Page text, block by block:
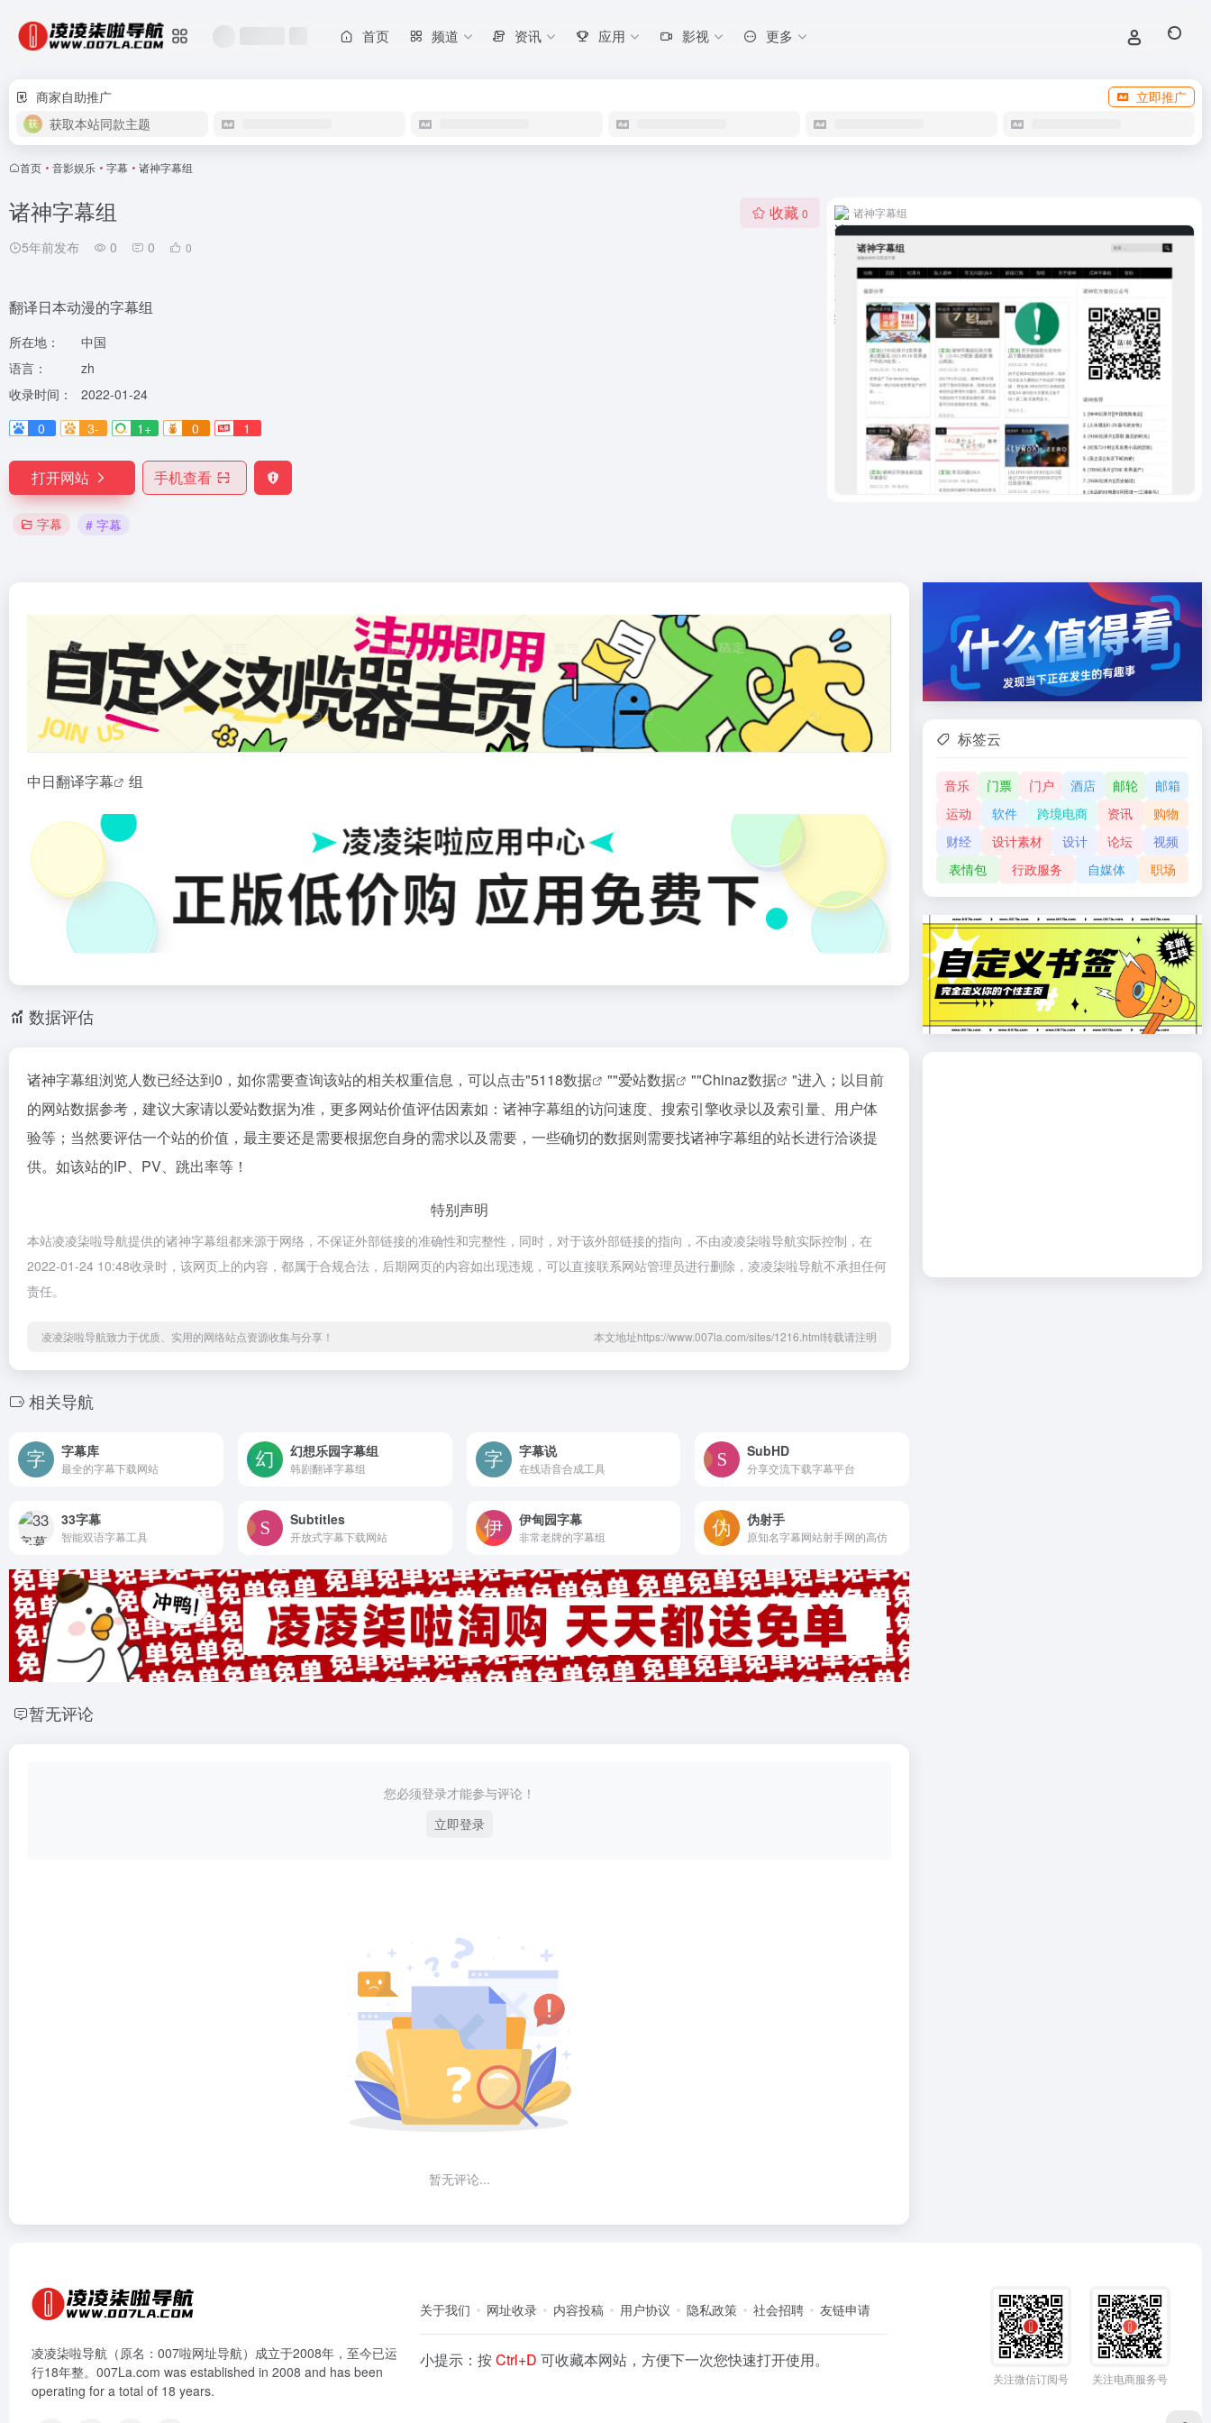
首页 频道 资讯 应用 影视 更多
商家自助推广
立即推广
获取本站同款主题
首页 • 音影娱乐 • 字幕 • 诸神字幕组
诸神字幕组
5年前发布 0 0 0
收藏 0
翻译日本动漫的字幕组
所在地：
中国
语言：
zh
收录时间：
2022-01-24
0
3- 1+ 0 1
打开网站 手机查看
字幕 # 字幕
诸神字幕组
中日翻译字幕 组
数据评估
诸神字幕组浏览人数已经达到0，如你需要查询该站的相关权重信息，可以点击"5118数据 ""爱站数据 ""Chinaz数据
"进入；以目前
的网站数据参考，建议大家请以爱站数据为准，更多网站价值评估因素如：诸神字幕组的访问速度、搜索引擎收录以及索引量、用户体
验等；当然要评估一个站的价值，最主要还是需要根据您自身的需求以及需要，一些确切的数据则需要找诸神字幕组的站长进行洽谈提
供。如该站的IP、PV、跳出率等！
特别声明
本站凌凌柒啦导航提供的诸神字幕组都来源于网络，不保证外部链接的准确性和完整性，同时，对于该外部链接的指向，不由凌凌柒啦导航实际控制，在
2022-01-24 10:48收录时，该网页上的内容，都属于合规合法，后期网页的内容如出现违规，可以直接联系网站管理员进行删除，凌凌柒啦导航不承担任何
责任。
凌凌柒啦导航致力于优质、实用的网络站点资源收集与分享！ 本文地址https://www.007la.com/sites/1216.html转载请注明
相关导航
字幕库
最全的字幕下载网站
幻想乐园字幕组
韩剧翻译字幕组
字幕说
在线语音合成工具
SubHD
分享交流下载字幕平台
33字幕
智能双语字幕工具
Subtitles
开放式字幕下载网站
伊甸园字幕
非常老牌的字幕组
伪射手
原知名字幕网站射手网的高仿
暂无评论
您必须登录才能参与评论！
立即登录
暂无评论...
标签云
音乐 门票 门户 酒店 邮轮
邮箱
运动
软件 跨境电商 资讯
购物
财经
设计素材 设计 论坛
视频
表情包
行政服务 自媒体 职场
凌凌柒啦导航（原名：007啦网址导航）成立于2008年，至今已运
行18年整。007La.com was established in 2008 and has been
operating for a total of 18 years.
关于我们 网址收录 内容投稿 用户协议 隐私政策 社会招聘 友链申请
小提示：按Ctrl+D可收藏本网站，方便下一次您快速打开使用。
关注微信订阅号 关注电商服务号